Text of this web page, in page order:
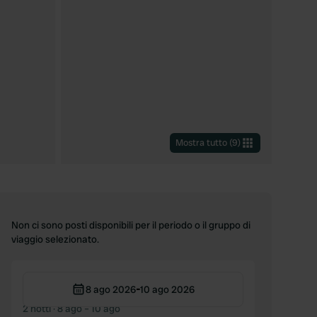
Mostra tutto (9)
Non ci sono posti disponibili per il periodo o il gruppo di
viaggio selezionato.
8 ago 2026-10 ago 2026
2 notti · 8 ago – 10 ago